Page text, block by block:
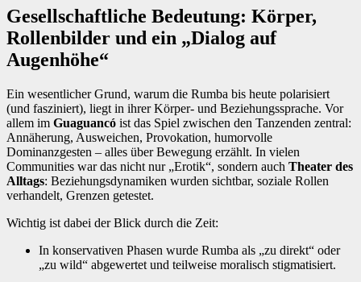
Gesellschaftliche Bedeutung: Körper,
Rollenbilder und ein „Dialog auf
Augenhöhe“
Ein wesentlicher Grund, warum die Rumba bis heute polarisiert
(und fasziniert), liegt in ihrer Körper- und Beziehungssprache. Vor
allem im Guaguancó ist das Spiel zwischen den Tanzenden zentral:
Annäherung, Ausweichen, Provokation, humorvolle
Dominanzgesten – alles über Bewegung erzählt. In vielen
Communities war das nicht nur „Erotik“, sondern auch Theater des
Alltags: Beziehungsdynamiken wurden sichtbar, soziale Rollen
verhandelt, Grenzen getestet.
Wichtig ist dabei der Blick durch die Zeit:
In konservativen Phasen wurde Rumba als „zu direkt“ oder
„zu wild“ abgewertet und teilweise moralisch stigmatisiert.